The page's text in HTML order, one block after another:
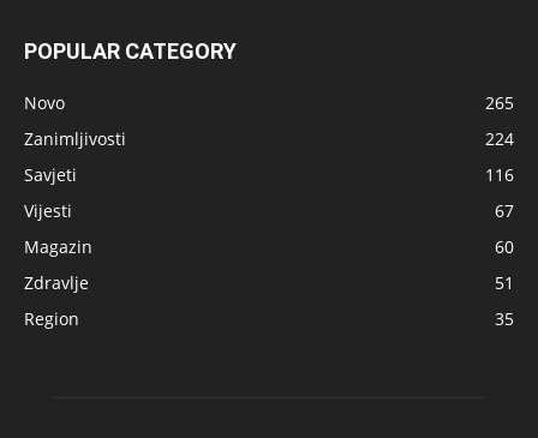
POPULAR CATEGORY
Novo
265
Zanimljivosti
224
Savjeti
116
Vijesti
67
Magazin
60
Zdravlje
51
Region
35